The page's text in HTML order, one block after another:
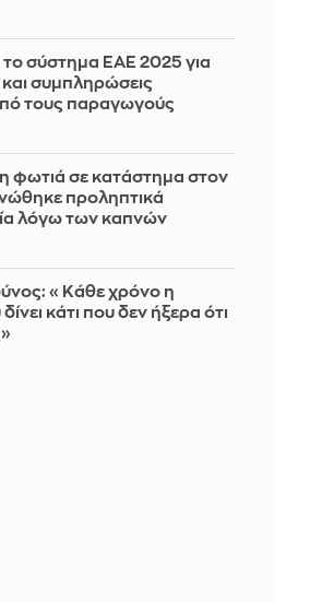
το σύστημα ΕΑΕ 2025 για
συμπληρώσεις
τους παραγωγούς
φωτιά σε κατάστημα στον
προληπτικά
λόγω των καπνών
«Κάθε χρόνο η
κάτι που δεν ήξερα ότι